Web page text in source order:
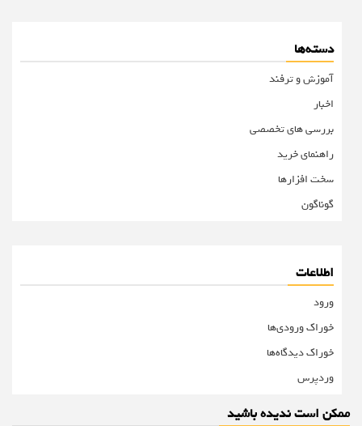
دسته‌ها
آموزش و ترفند
اخبار
بررسی های تخصصی
راهنمای خرید
سخت افزارها
گوناگون
اطلاعات
ورود
خوراک ورودی‌ها
خوراک دیدگاه‌ها
وردپرس
ممکن است ندیده باشید